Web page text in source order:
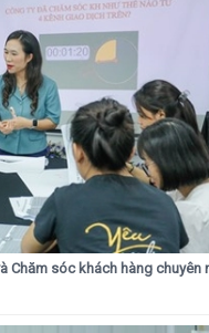
Chăm sóc khách hàng chuyên